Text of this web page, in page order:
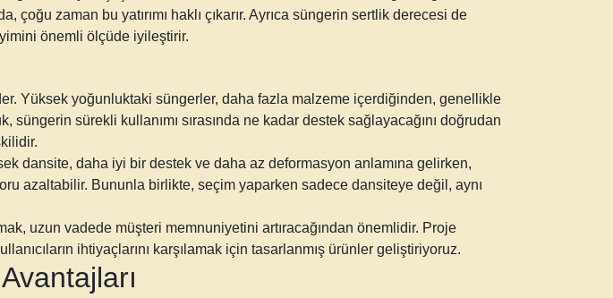
zaman bu yatırımı haklı çıkarır. Ayrıca süngerin sertlik derecesi de
önemli ölçüde iyileştirir.
Yüksek yoğunluktaki süngerler, daha fazla malzeme içerdiğinden, genellikle
sürekli kullanımı sırasında ne kadar destek sağlayacağını doğrudan
dansite, daha iyi bir destek ve daha az deformasyon anlamına gelirken,
azaltabilir. Bununla birlikte, seçim yaparken sadece dansiteye değil, aynı
uzun vadede müşteri memnuniyetini artıracağından önemlidir. Proje
ihtiyaçlarını karşılamak için tasarlanmış ürünler geliştiriyoruz.